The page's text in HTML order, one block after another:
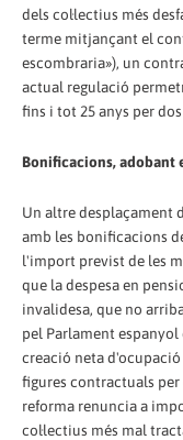
dels col·lectius més
terme mitjançant el
escombraria»), un
actual regulació
fins i tot 25 anys per
Bonificacions, adobant
Un altre desplaçament
amb les bonificacions
l'import previst de les
que la despesa en
invalidesa, que no
pel Parlament espanyol
creació neta
figures contractuals per
reforma renuncia a
col·lectius més mal